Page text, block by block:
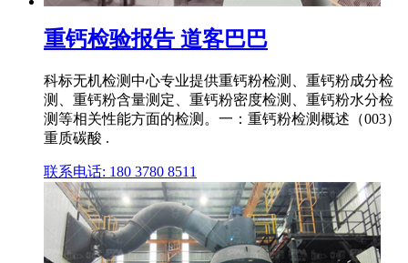
重钙检验报告 道客巴巴
科标无机检测中心专业提供重钙粉检测、重钙粉成分检
测、重钙粉含量测定、重钙粉密度检测、重钙粉水分检
测等相关性能方面的检测。一：重钙粉检测概述（003）
重质碳酸 .
联系电话: 180 3780 8511